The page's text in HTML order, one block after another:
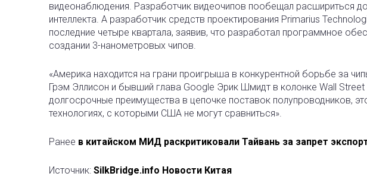
видеонаблюдения. Разработчик видеочипов пообещал расшириться
интеллекта. А разработчик средств проектирования Primarius
последние четыре квартала, заявив, что разработал программное
создании 3-нанометровых чипов.
«Америка находится на грани проигрыша в конкурентной борьбе за
Грэм Эллисон и бывший глава Google Эрик Шмидт в колонке Wall Street
долгосрочные преимущества в цепочке поставок полупроводников,
технологиях, с которыми США не могут сравниться».
Ранее в китайском МИД раскритиковали Тайвань за запрет
Источник: SilkBridge.info Новости Китая